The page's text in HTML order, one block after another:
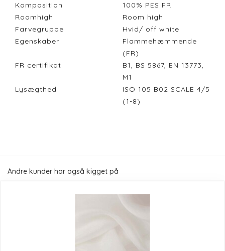
Komposition
100% PES FR
Roomhigh
Room high
Farvegruppe
Hvid/ off white
Egenskaber
Flammehæmmende
(FR)
FR certifikat
B1, BS 5867, EN 13773,
M1
Lysægthed
ISO 105 B02 SCALE 4/5
(1-8)
Andre kunder har også kigget på